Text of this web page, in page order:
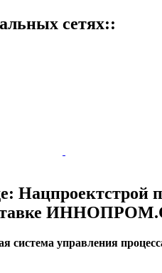
сетях::
Нацпроектстрой
система управления